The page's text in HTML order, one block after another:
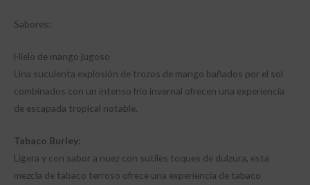
Sabores:
Hielo de mango jugoso
Una suculenta explosión de trozos de mango bañados por el sol
combinados con un intenso frío invernal ofrecen una experiencia
de escapada tropical notable.
Tabaco Burley:
Ligera y con sabor a nuez con sutiles toques de dulzura, esta
mezcla de tabaco terroso ofrece una experiencia de tabaco